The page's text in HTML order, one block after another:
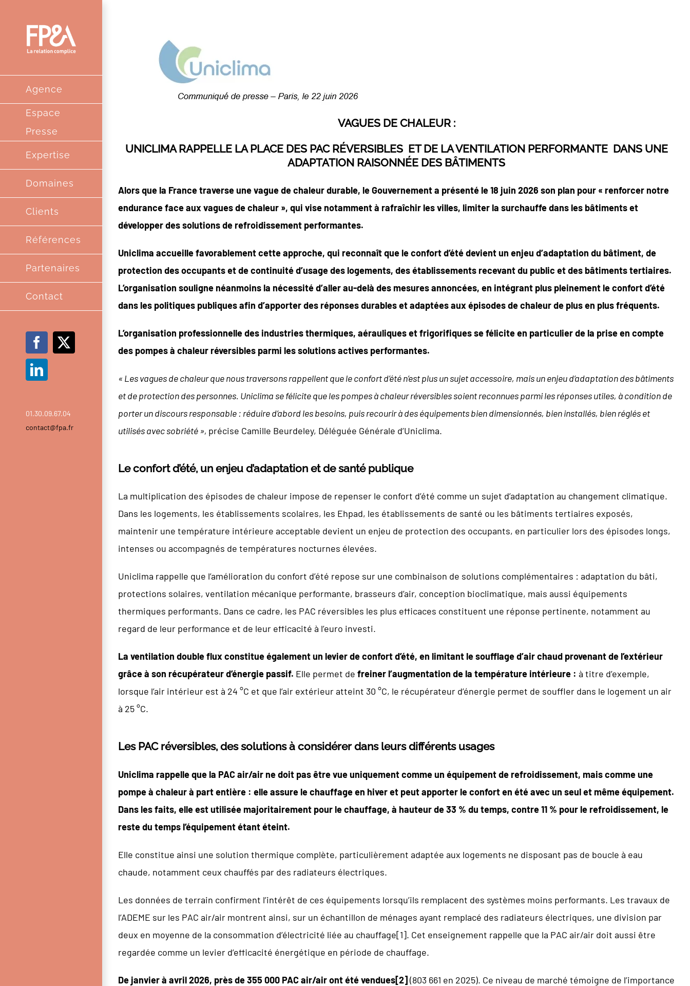
contenu
Agence
Espace
Presse
Expertise
Domaines
Clients
Références
Partenaires
Contact
Facebook
X
LinkedIn
01.30.09.67.04
contact@fpa.fr
VAGUES DE CHALEUR :
UNICLIMA RAPPELLE LA PLACE DES PAC RÉVERSIBLES ET DE LA VENTILATION PERFORMANTE DANS UNE
ADAPTATION RAISONNÉE DES BÂTIMENTS
Alors que la France traverse une vague de chaleur durable, le Gouvernement a présenté le 18 juin 2026 son plan pour « renforcer notre
endurance face aux vagues de chaleur », qui vise notamment à rafraîchir les villes, limiter la surchauffe dans les bâtiments et
développer des solutions de refroidissement performantes.
Uniclima accueille favorablement cette approche, qui reconnaît que le confort d’été devient un enjeu d’adaptation du bâtiment, de
protection des occupants et de continuité d’usage des logements, des établissements recevant du public et des bâtiments tertiaires.
L’organisation souligne néanmoins la nécessité d’aller au-delà des mesures annoncées, en intégrant plus pleinement le confort d’été
dans les politiques publiques afin d’apporter des réponses durables et adaptées aux épisodes de chaleur de plus en plus fréquents.
L’organisation professionnelle des industries thermiques, aérauliques et frigorifiques se félicite en particulier de la prise en compte
des pompes à chaleur réversibles parmi les solutions actives performantes.
« Les vagues de chaleur que nous traversons rappellent que le confort d’été n’est plus un sujet accessoire, mais un enjeu d’adaptation des bâtiments
et de protection des personnes. Uniclima se félicite que les pompes à chaleur réversibles soient reconnues parmi les réponses utiles, à condition de
porter un discours responsable : réduire d’abord les besoins, puis recourir à des équipements bien dimensionnés, bien installés, bien réglés et
utilisés avec sobriété », précise Camille Beurdeley, Déléguée Générale d’Uniclima.
Le confort d’été, un enjeu d’adaptation et de santé publique
La multiplication des épisodes de chaleur impose de repenser le confort d’été comme un sujet d’adaptation au changement climatique.
Dans les logements, les établissements scolaires, les Ehpad, les établissements de santé ou les bâtiments tertiaires exposés,
maintenir une température intérieure acceptable devient un enjeu de protection des occupants, en particulier lors des épisodes longs,
intenses ou accompagnés de températures nocturnes élevées.
Uniclima rappelle que l’amélioration du confort d’été repose sur une combinaison de solutions complémentaires : adaptation du bâti,
protections solaires, ventilation mécanique performante, brasseurs d’air, conception bioclimatique, mais aussi équipements
thermiques performants. Dans ce cadre, les PAC réversibles les plus efficaces constituent une réponse pertinente, notamment au
regard de leur performance et de leur efficacité à l’euro investi.
La ventilation double flux constitue également un levier de confort d’été, en limitant le soufflage d’air chaud provenant de l’extérieur
grâce à son récupérateur d’énergie passif. Elle permet de freiner l’augmentation de la température intérieure : à titre d’exemple,
lorsque l’air intérieur est à 24 °C et que l’air extérieur atteint 30 °C, le récupérateur d’énergie permet de souffler dans le logement un air
à 25 °C.
Les PAC réversibles, des solutions à considérer dans leurs différents usages
Uniclima rappelle que la PAC air/air ne doit pas être vue uniquement comme un équipement de refroidissement, mais comme une
pompe à chaleur à part entière : elle assure le chauffage en hiver et peut apporter le confort en été avec un seul et même équipement.
Dans les faits, elle est utilisée majoritairement pour le chauffage, à hauteur de 33 % du temps, contre 11 % pour le refroidissement, le
reste du temps l’équipement étant éteint.
Elle constitue ainsi une solution thermique complète, particulièrement adaptée aux logements ne disposant pas de boucle à eau
chaude, notamment ceux chauffés par des radiateurs électriques.
Les données de terrain confirment l’intérêt de ces équipements lorsqu’ils remplacent des systèmes moins performants. Les travaux de
l’ADEME sur les PAC air/air montrent ainsi, sur un échantillon de ménages ayant remplacé des radiateurs électriques, une division par
deux en moyenne de la consommation d’électricité liée au chauffage[1]. Cet enseignement rappelle que la PAC air/air doit aussi être
regardée comme un levier d’efficacité énergétique en période de chauffage.
De janvier à avril 2026, près de 355 000 PAC air/air ont été vendues[2](803 661 en 2025). Ce niveau de marché témoigne de l’importance